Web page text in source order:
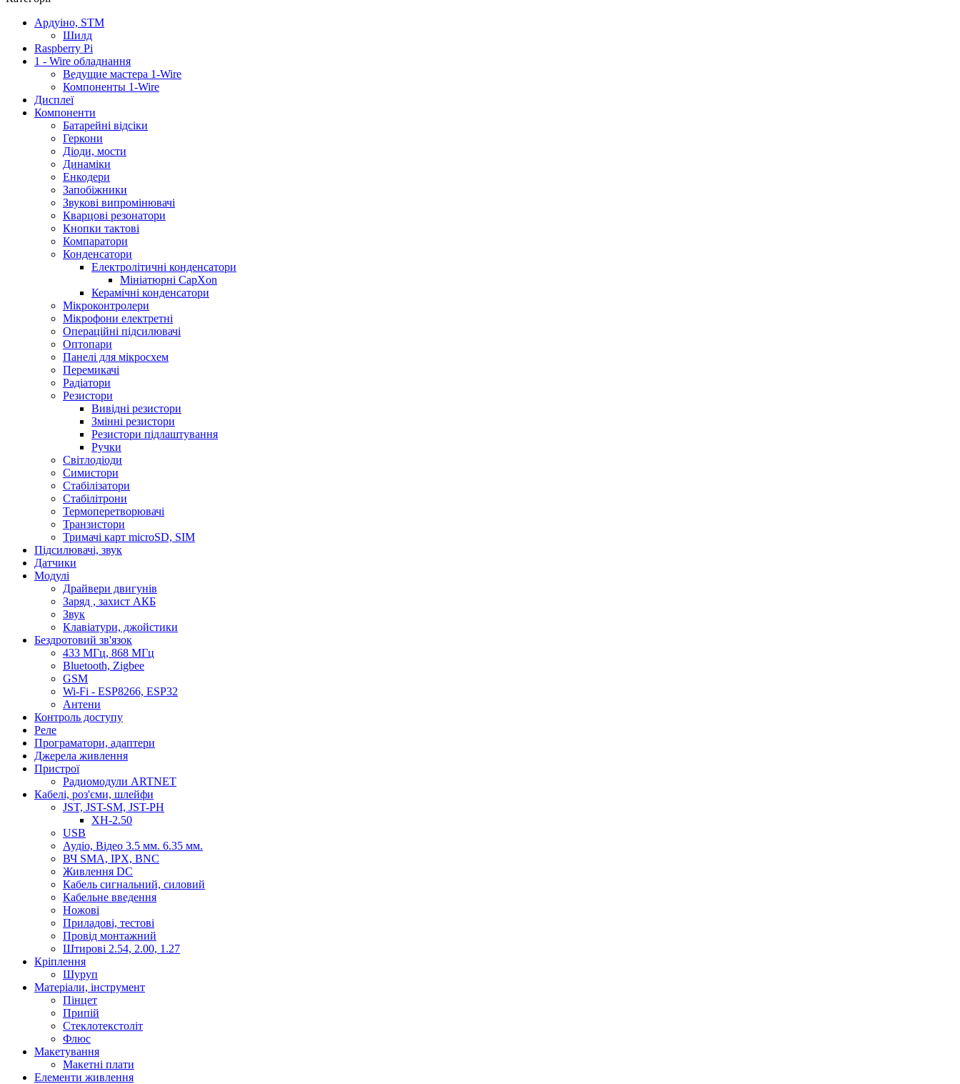
Ардуіно, STM
Шилд
Raspberry Pi
1 - Wire обладнання
Ведущие мастера 1-Wire
Компоненты 1-Wire
Дисплеї
Компоненти
Батарейні відсіки
Геркони
Діоди, мости
Динаміки
Енкодери
Запобіжники
Звукові випромінювачі
Кварцові резонатори
Кнопки тактові
Компаратори
Конденсатори
Електролітичні конденсатори
Мініатюрні CapXon
Керамічні конденсатори
Мікроконтролери
Мікрофони електретні
Операційні підсилювачі
Оптопари
Панелі для мікросхем
Перемикачі
Радіатори
Резистори
Вивідні резистори
Змінні резистори
Резистори підлаштування
Ручки
Світлодіоди
Симистори
Стабілізатори
Стабілітрони
Термоперетворювачі
Транзистори
Тримачі карт microSD, SIM
Підсилювачі, звук
Датчики
Модулі
Драйвери двигунів
Заряд , захист АКБ
Звук
Клавіатури, джойстики
Бездротовий зв'язок
433 МГц, 868 МГц
Bluetooth, Zigbee
GSM
Wi-Fi - ESP8266, ESP32
Антени
Контроль доступу
Реле
Програматори, адаптери
Джерела живлення
Пристрої
Радиомодули ARTNET
Кабелі, роз'єми, шлейфи
JST, JST-SM, JST-PH
XH-2.50
USB
Аудіо, Відео 3.5 мм. 6.35 мм.
ВЧ SMA, IPX, BNC
Живлення DC
Кабель сигнальний, силовий
Кабельне введення
Ножові
Приладові, тестові
Провід монтажний
Штирові 2.54, 2.00, 1.27
Кріплення
Шуруп
Матеріали, інструмент
Пінцет
Припій
Стеклотекстоліт
Флюс
Макетування
Макетні плати
Елементи живлення